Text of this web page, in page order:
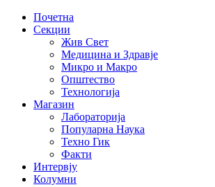
Почетна
Секции
Жив Свет
Медицина и Здравје
Микро и Макро
Општество
Технологија
Магазин
Лабораторија
Популарна Наука
Техно Гик
Факти
Интервју
Колумни